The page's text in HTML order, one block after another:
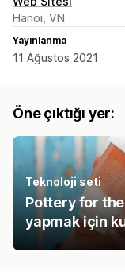
Hanoi, VN
Yayınlanma
11 Ağustos 2021
Öne çıktığı yer:
Teknoloji seti
Pottery for
yapmak için